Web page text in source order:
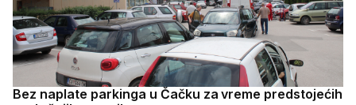
Bez naplate parkinga u Čačku za vreme predstojećih